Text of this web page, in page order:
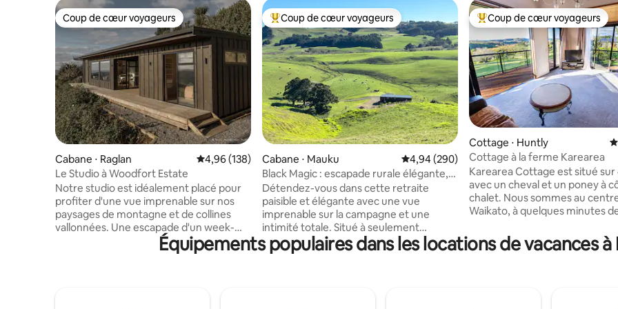
Coup de cœur voyageurs
Coup de cœur voyageurs
Cabane ⋅ Raglan Évaluation moyenne sur la base de 138 commentaires : 4,96 sur 5
4,96 (138)
Le Studio à Woodfort Estate
Notre studio est idéalement placé pour
profiter d'une vue imprenable sur nos
paysages de montagne et de collines
vallonnées. Une escapade d'un week-
end ou une retraite plus longue sera
récompensée par l'intimité et la paix
Coups de cœur voyageurs les plus appréciés
Coup de cœur voyageurs
Cabane ⋅ Mauku Évaluation moyenne sur la base de 290
4,94 (290)
Black Magic : escapade rurale élégante,
vue et intimité
Détendez-vous dans cette retraite
paisible et élégante avec une vue
imprenable sur la campagne et une
intimité totale. Situé à seulement
40 minutes de l'aéroport d'Auckland, à
50 minutes du quartier des affaires et à
Coups de cœur voyageurs les
Coup de cœur voyageurs
Cottage ⋅ Huntly
Cottage à la ferme Karearea
Karearea Cottage est situé sur
avec un cheval et un poney à
chalet. Nous sommes au
Waikato, à quelques minutes
heure de route d'Auckland,
de surf/pêche de la côte ouest
voiture des sentiers de
Équipements populaires dans les locations de vacances